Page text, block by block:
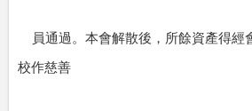
員通過。本會解散後，所餘資產得經
校作慈善